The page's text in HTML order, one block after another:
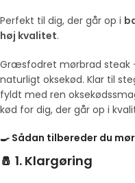
Perfekt til dig, der går op i
høj kvalitet.
Græsfodret mørbrad steak
naturligt oksekød. Klar til
fyldt med ren
kød for dig, der går op i
🍳 Sådan tilbereder du
🧂 1. Klargøring